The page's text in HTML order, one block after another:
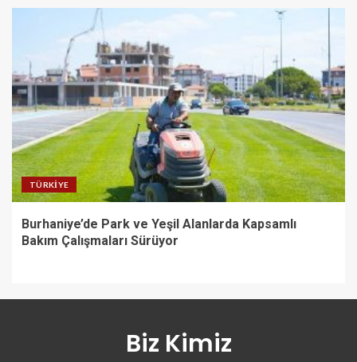
TÜRKIYE
Burhaniye’de Park ve Yeşil Alanlarda Kapsamlı
Bakım Çalışmaları Sürüyor
Biz Kimiz